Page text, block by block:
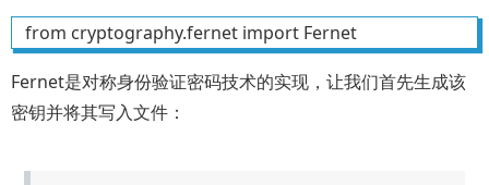
from cryptography.fernet import Fernet
Fernet是对称身份验证密码技术的实现，让我们首先生成该
密钥并将其写入文件：